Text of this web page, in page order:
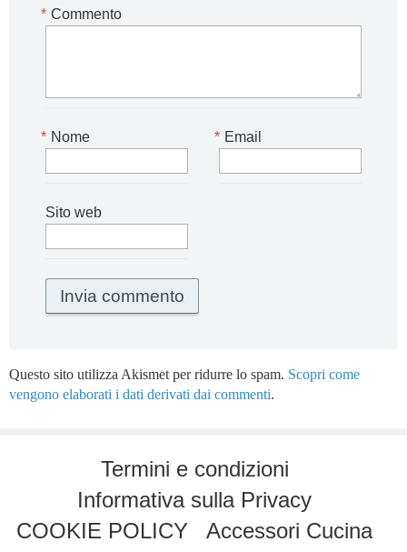
Commento
*
Nome
* Email
*
Sito web
Questo sito utilizza Akismet per ridurre lo spam. Scopri come
vengono elaborati i dati derivati dai commenti.
Termini e condizioni
Informativa sulla Privacy
COOKIE POLICY
Accessori Cucina